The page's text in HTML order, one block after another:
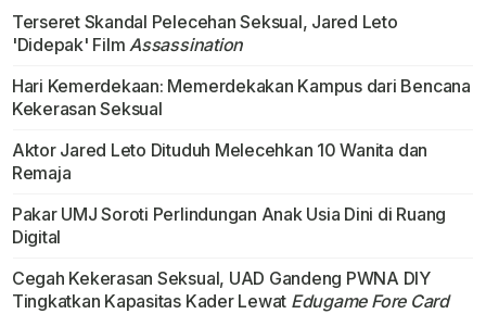
Terseret Skandal Pelecehan Seksual, Jared Leto
'Didepak' FilmAssassination
Hari Kemerdekaan: Memerdekakan Kampus dari Bencana
Kekerasan Seksual
Aktor Jared Leto Dituduh Melecehkan 10 Wanita dan
Remaja
Pakar UMJ Soroti Perlindungan Anak Usia Dini di Ruang
Digital
Cegah Kekerasan Seksual, UAD Gandeng PWNA DIY
Tingkatkan Kapasitas Kader Lewat Edugame Fore Card